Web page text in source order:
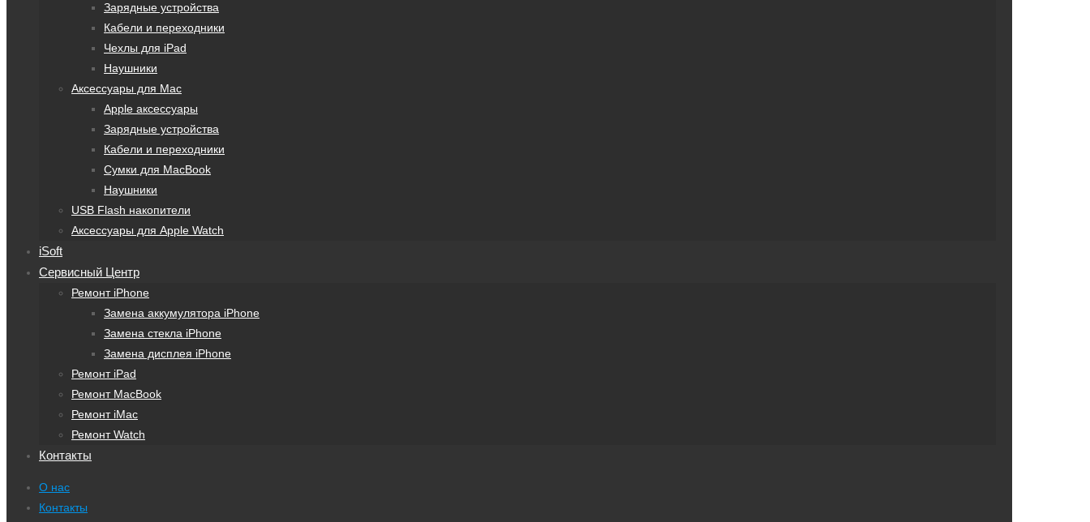
Зарядные устройства
Кабели и переходники
Чехлы для iPad
Наушники
Аксессуары для Mac
Apple аксессуары
Зарядные устройства
Кабели и переходники
Сумки для MacBook
Наушники
USB Flash накопители
Аксессуары для Apple Watch
iSoft
Сервисный Центр
Ремонт iPhone
Замена аккумулятора iPhone
Замена стекла iPhone
Замена дисплея iPhone
Ремонт iPad
Ремонт MacBook
Ремонт iMac
Ремонт Watch
Контакты
О нас
Контакты